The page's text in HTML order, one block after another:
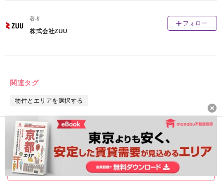
著者
株式会社ZUU
フォロー
関連タグ
物件とエリアを選択する
無料会員登録
ログインはこちら